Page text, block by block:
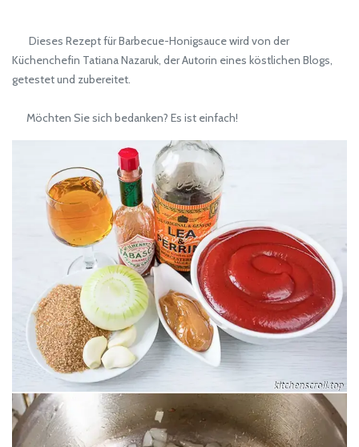
Dieses Rezept für Barbecue-Honigsauce wird von der
Küchenchefin Tatiana Nazaruk, der Autorin eines köstlichen Blogs,
getestet und zubereitet.
Möchten Sie sich bedanken? Es ist einfach!